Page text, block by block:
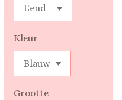
Kleur
Grootte